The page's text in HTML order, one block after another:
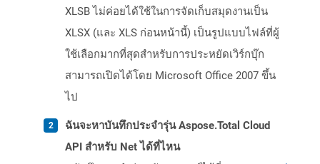
XLSB ไม่ค่อยได้ใช้ในการจัดเก็บสมุดงานเป็น
XLSX (และ XLS ก่อนหน้านี้) เป็นรูปแบบไฟล์ที่ผู้
ใช้เลือกมากที่สุดสำหรับการประหยัดเวิร์กบุ๊ก
สามารถเปิดได้โดย Microsoft Office 2007 ขึ้น
ไป
ฉันจะหาบันทึกประจำรุ่น Aspose.Total Cloud
API สำหรับ Net ได้ที่ไหน